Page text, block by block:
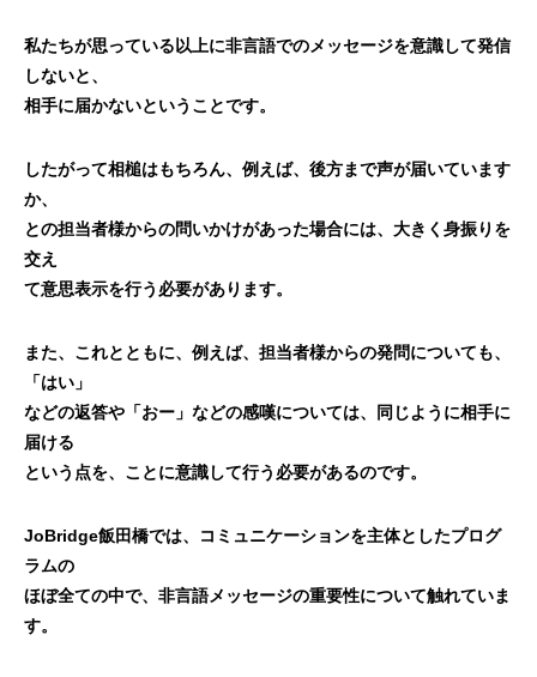
私たちが思っている以上に非言語でのメッセージを意識して発信
しないと、
相手に届かないということです。
したがって相槌はもちろん、例えば、後方まで声が届いています
か、
との担当者様からの問いかけがあった場合には、大きく身振りを
交え
て意思表示を行う必要があります。
また、これとともに、例えば、担当者様からの発問についても、
「はい」
などの返答や「おー」などの感嘆については、同じように相手に
届ける
という点を、ことに意識して行う必要があるのです。
JoBridge飯田橋では、コミュニケーションを主体としたプログ
ラムの
ほぼ全ての中で、非言語メッセージの重要性について触れていま
す。